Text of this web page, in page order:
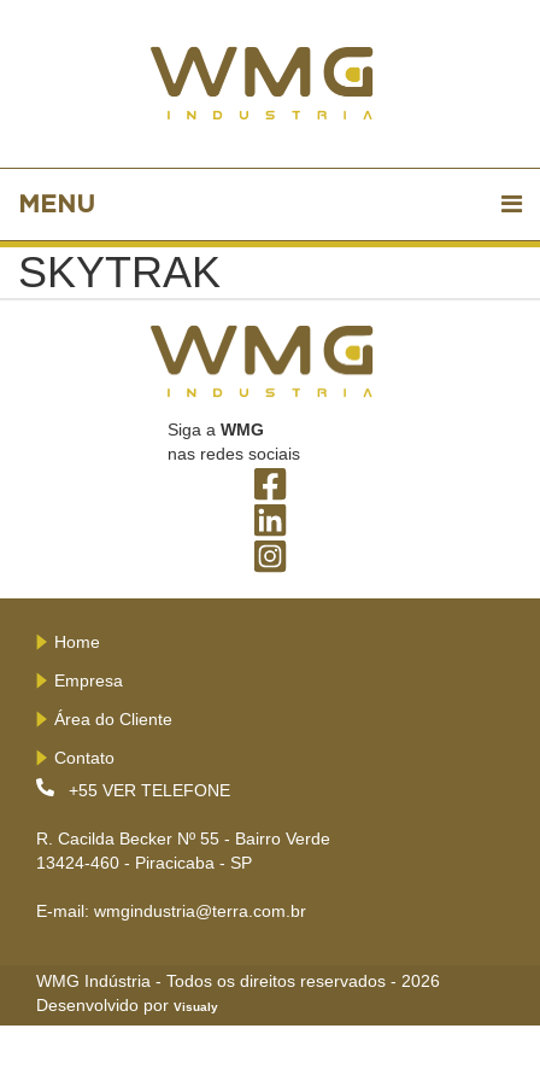
MENU
SKYTRAK
Siga a WMG
nas redes sociais
Home
Empresa
Área do Cliente
Contato
+55 VER TELEFONE
R. Cacilda Becker Nº 55 - Bairro Verde
13424-460 - Piracicaba - SP
E-mail: wmgindustria@terra.com.br
WMG Indústria - Todos os direitos reservados - 2026
Desenvolvido por Visualy